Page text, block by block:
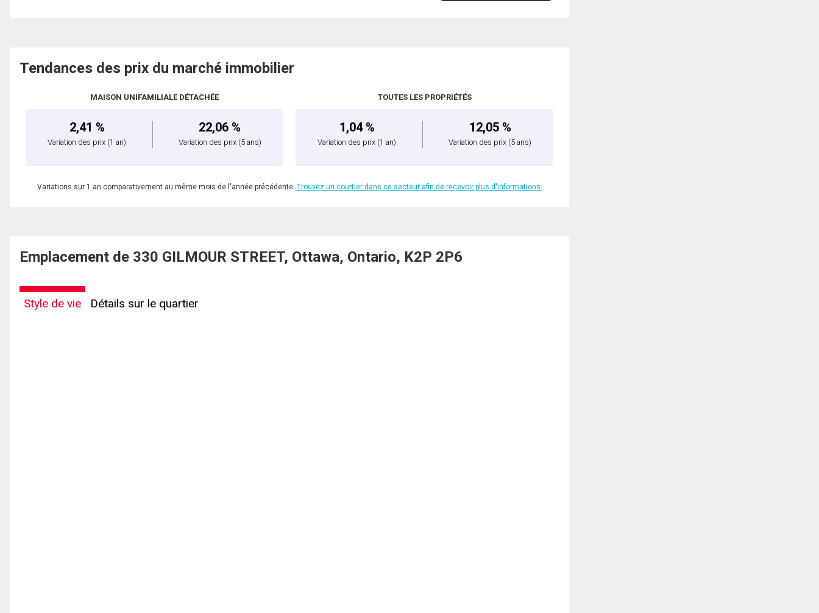
Tendances des prix du marché immobilier
MAISON UNIFAMILIALE DÉTACHÉE
2,41 %
Variation des prix (1 an)
22,06 %
Variation des prix (5 ans)
TOUTES LES PROPRIÉTÉS
1,04 %
Variation des prix (1 an)
12,05 %
Variation des prix (5 ans)
Variations sur 1 an comparativement au même mois de l'année précédente. Trouvez un courtier dans ce secteur afin de recevoir plus d'informations.
Emplacement de 330 GILMOUR STREET, Ottawa, Ontario, K2P 2P6
Style de vie Détails sur le quartier